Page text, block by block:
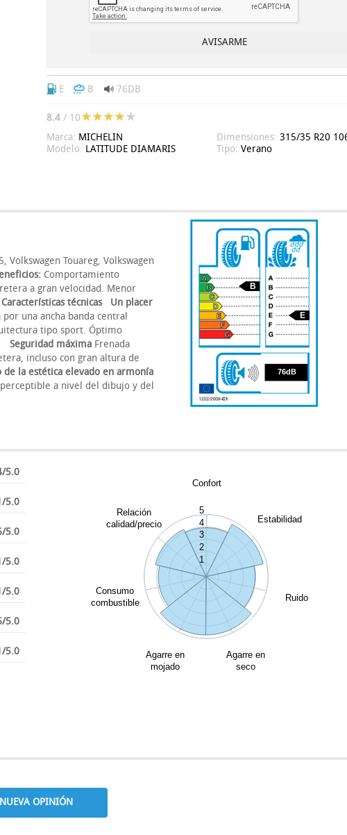
E B 76DB
8.4 / 10
Marca: MICHELIN
Modelo: LATITUDE DIAMARIS
Dimensiones: 315/35 R20
Tipo: Verano
Touareg, Volkswagen
Comportamiento
a gran velocidad. Menor
Características técnicas
Un placer
una ancha banda central
tipo sport. Óptimo
Seguridad máxima Frenada
incluso con gran altura de
de la estética elevado en armonía
a nivel del dibujo y del
76
B
E
76dB
5.0
5.0
5.0
5.0
5.0
5.0
5.0
Confort
Estabilidad
Ruido
Agarre en
seco
Agarre en
mojado
Consumo
combustible
Relación
calidad/precio
1
2
3
4
5
NUEVA OPINIÓN